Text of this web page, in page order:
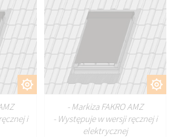
i
DOSTOSUJ
- Markiza FAKRO AMZ
- Występuje w wersji ręcznej i
elektrycznej